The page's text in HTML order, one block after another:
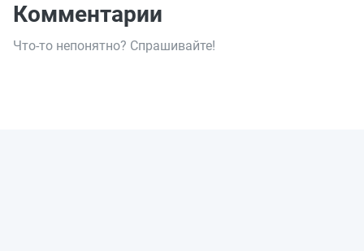
Комментарии
Что-то непонятно? Спрашивайте!